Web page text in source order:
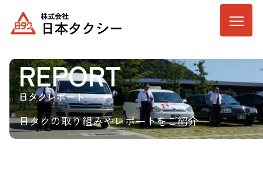
REPORT
日タクレポート
日タクの取り組みやレポートをご紹介